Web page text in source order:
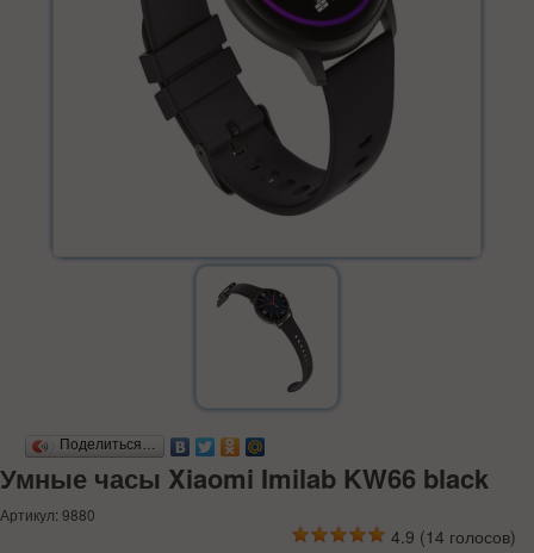
Поделиться…
Умные часы Xiaomi Imilab KW66 black
Артикул: 9880
4.9 (14 голосов)